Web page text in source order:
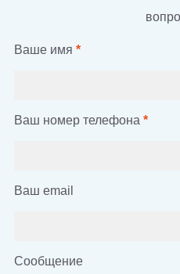
Ваше имя *
Ваш номер телефона *
Ваш email
Сообщение